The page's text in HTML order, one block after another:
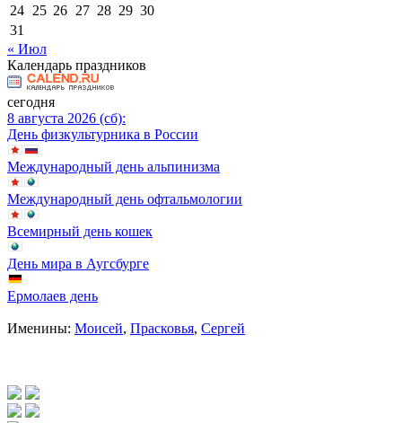
24 25 26 27 28 29 30
31
« Июл
Календарь праздников
сегодня
8 августа 2026 (сб):
День физкультурника в России
Международный день альпинизма
Международный день офтальмологии
Всемирный день кошек
День мира в Аугсбурге
Ермолаев день
Именины: Моисей, Прасковья, Сергей